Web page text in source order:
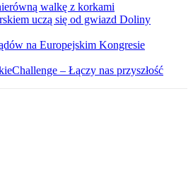
walkę z korkami
uczą się od gwiazd Doliny
na Europejskim Kongresie
– Łączy nas przyszłość